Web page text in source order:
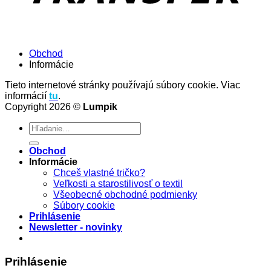
Obchod
Informácie
Tieto internetové stránky používajú súbory cookie. Viac
informácií tu.
Copyright 2026 © Lumpik
Hľadať:
Obchod
Informácie
Chceš vlastné tričko?
Veľkosti a starostilivosť o textil
Všeobecné obchodné podmienky
Súbory cookie
Prihlásenie
Newsletter - novinky
Prihlásenie